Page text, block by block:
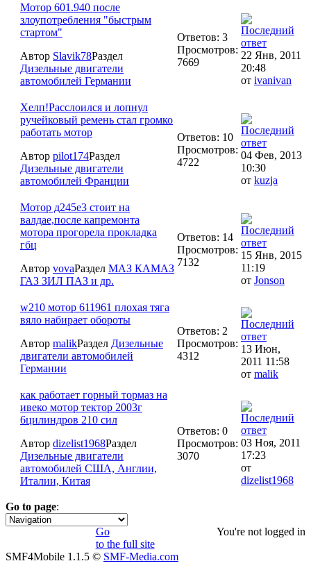
Мотор 601.940 после
злоупотребления "быстрым
стартом"
Автор Slavik78Раздел
Дизельные двигатели
автомобилей Германии
Ответов: 3
Просмотров:
7669
22 Янв, 2011
20:48
от ivanivan
Хелп!Расслоился и лопнул
ручейковый ремень стал громко
работать мотор
Автор pilot174Раздел
Дизельные двигатели
автомобилей Франции
Ответов: 10
Просмотров:
4722
04 Фев, 2013
10:30
от kuzja
Мотор д245е3 стоит на
валдае,после капремонта
мотора прогорела прокладка
гбц
Автор vovaРаздел МАЗ КАМАЗ
ГАЗ ЗИЛ ПАЗ и др.
Ответов: 14
Просмотров:
7132
15 Янв, 2015
11:19
от Jonson
w210 мотор 611961 плохая тяга
вяло набирает обороты
Автор malikРаздел Дизельные
двигатели автомобилей
Германии
Ответов: 2
Просмотров:
4312
13 Июн,
2011 11:58
от malik
как работает горный тормаз на
ивеко мотор тектор 2003г
6цилиндров 210 сил
Автор dizelist1968Раздел
Дизельные двигатели
автомобилей США, Англии,
Италии, Китая
Ответов: 0
Просмотров:
3070
03 Ноя, 2011
17:23
от
dizelist1968
Go to page:
1
You're not logged in
Go
to the full site
SMF4Mobile 1.1.5 © SMF-Media.com